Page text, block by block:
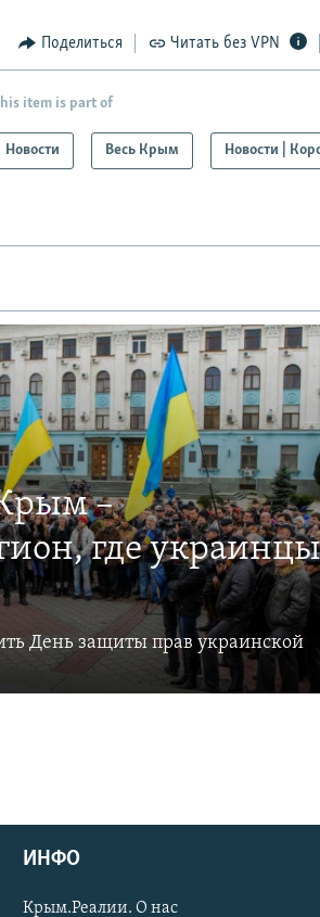
Поделиться Читать без VPN
item is part of
Новости Весь Крым Новости |
–
где украинцы
День защиты прав украинской
ИНФО
Крым.Реалии. О нас